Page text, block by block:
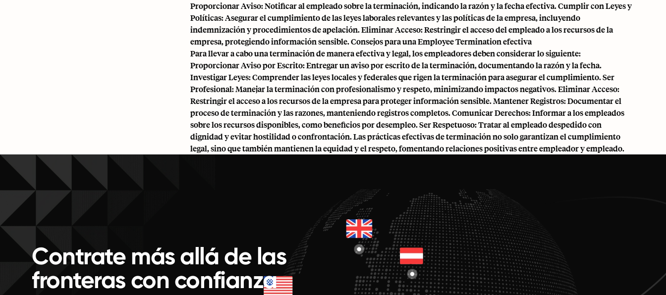
Proporcionar Aviso: Notificar al empleado sobre la terminación, indicando la razón y la fecha efectiva. Cumplir con Leyes y
Políticas: Asegurar el cumplimiento de las leyes laborales relevantes y las políticas de la empresa, incluyendo
indemnización y procedimientos de apelación. Eliminar Acceso: Restringir el acceso del empleado a los recursos de la
empresa, protegiendo información sensible. Consejos para una Employee Termination efectiva
Para llevar a cabo una terminación de manera efectiva y legal, los empleadores deben considerar lo siguiente:
Proporcionar Aviso por Escrito: Entregar un aviso por escrito de la terminación, documentando la razón y la fecha.
Investigar Leyes: Comprender las leyes locales y federales que rigen la terminación para asegurar el cumplimiento. Ser
Profesional: Manejar la terminación con profesionalismo y respeto, minimizando impactos negativos. Eliminar Acceso:
Restringir el acceso a los recursos de la empresa para proteger información sensible. Mantener Registros: Documentar el
proceso de terminación y las razones, manteniendo registros completos. Comunicar Derechos: Informar a los empleados
sobre los recursos disponibles, como beneficios por desempleo. Ser Respetuoso: Tratar al empleado despedido con
dignidad y evitar hostilidad o confrontación. Las prácticas efectivas de terminación no solo garantizan el cumplimiento
legal, sino que también mantienen la equidad y el respeto, fomentando relaciones positivas entre empleador y empleado.
Contrate más allá de las
fronteras con confianza